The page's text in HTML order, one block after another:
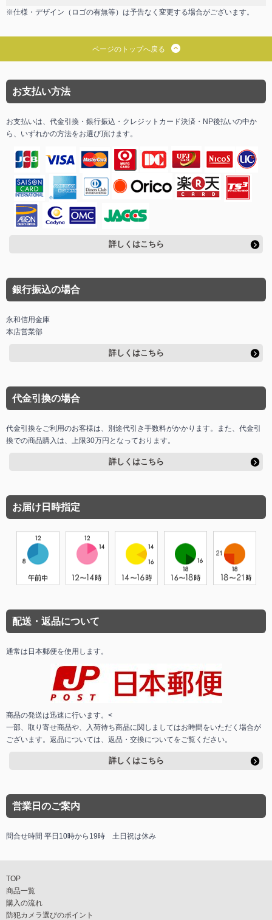
※仕様・デザイン（ロゴの有無等）は予告なく変更する場合がございます。
ページのトップへ戻る
お支払い方法
お支払いは、代金引換・銀行振込・クレジットカード決済・NP後払いの中か
ら、いずれかの方法をお選び頂けます。
詳しくはこちら
銀行振込の場合
永和信用金庫
本店営業部
詳しくはこちら
代金引換の場合
代金引換をご利用のお客様は、別途代引き手数料がかかります。また、代金引
換での商品購入は、上限30万円となっております。
詳しくはこちら
お届け日時指定
配送・返品について
通常は日本郵便を使用します。
商品の発送は迅速に行います。<
一部、取り寄せ商品や、入荷待ち商品に関しましてはお時間をいただく場合が
ございます。返品については、返品・交換についてをご覧ください。
詳しくはこちら
営業日のご案内
問合せ時間 平日10時から19時 土日祝は休み
TOP
商品一覧
購入の流れ
防犯カメラ選びのポイント